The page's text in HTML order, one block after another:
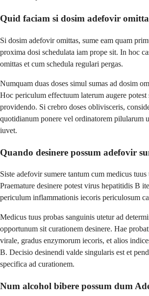
Quid faciam si dosim adefovir
Si dosim adefovir omittas, sume eam quam
proxima dosi schedulata iam prope sit. In hoc
omittas et cum schedula regulari pergas.
Numquam duas doses simul sumas ad dosim
Hoc periculum effectuum laterum augere
providendo. Si crebro doses oblivisceris,
quotidianum ponere vel ordinatorem pilularum
iuvet.
Quando desinere possum adefovir
Siste adefovir sumere tantum cum medicus
Praemature desinere potest virus hepatitidis B
periculum inflammationis iecoris periculosum
Medicus tuus probas sanguinis utetur ad
opportunum sit curationem desinere. Hae
virale, gradus enzymorum iecoris, et alios
B. Decisio desinendi valde singularis est et
specifica ad curationem.
Num alcohol bibere possum dum